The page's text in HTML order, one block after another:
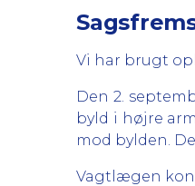
Vi har brugt
Den 2.
byld i højre
mod bylden.
Vagtlægen